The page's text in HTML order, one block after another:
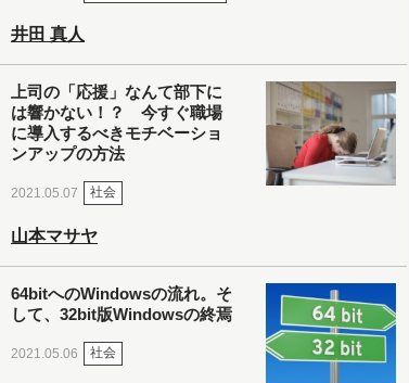
井田 真人
上司の「応援」なんて部下に
は響かない！？ 今すぐ職場
に導入するべきモチベーショ
ンアップの方法
2021.05.07 社会
山本マサヤ
64bitへのWindowsの流れ。そ
して、32bit版Windowsの終焉
2021.05.06 社会